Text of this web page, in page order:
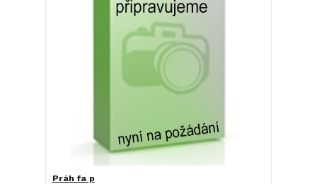
Práh fa p